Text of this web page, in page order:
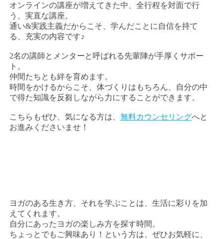
オンラインの講座が増えてきた中、全行程を対面で行
う、実直な講座。
通い&実践主義だからこそ、学んだことに自信を持て
る、充実の内容です♪
2名の講師とメンターと呼ばれる先輩陣が手厚くサポー
ト。
仲間たちとも絆を育めます。
時間をかけるからこそ、体づくりはもちろん、自分の中
で得た知識を反芻しながら力にすることができます。
こちらもぜひ、気になる方は、 無料カウンセリングへと
お進みくださいませ！
ヨガのある生き方、それを学ぶことは、生活に彩りを加
えてくれます。
自分にあったヨガの楽しみ方を探す時間。
ちょっとでもご興味あり！という方は、ぜひお気軽に、